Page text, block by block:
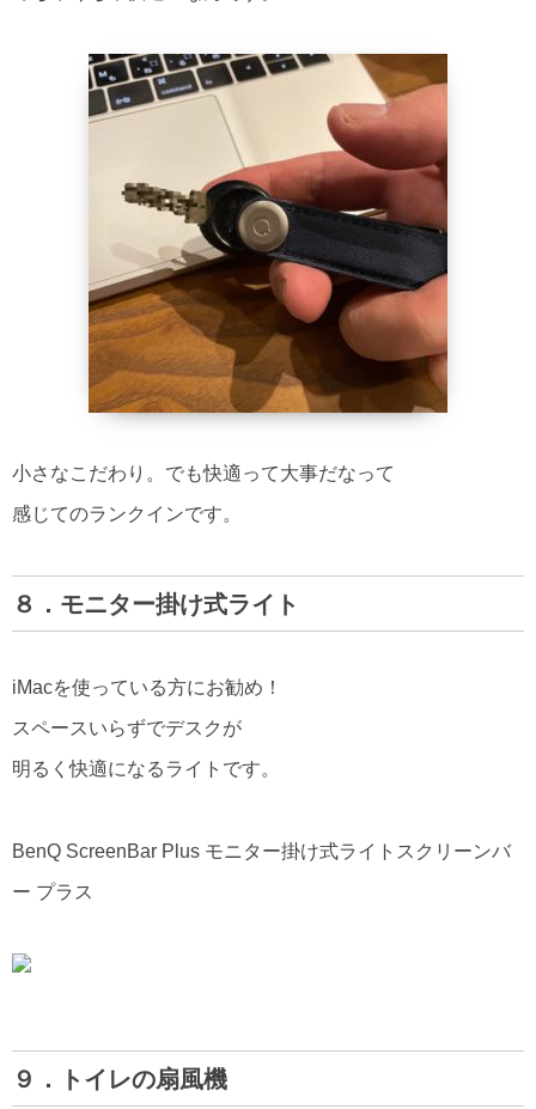
小さなこだわり。でも快適って大事だなって
感じてのランクインです。
８．モニター掛け式ライト
iMacを使っている方にお勧め！
スペースいらずでデスクが
明るく快適になるライトです。
BenQ ScreenBar Plus モニター掛け式ライトスクリーンバ
ー プラス
９．トイレの扇風機